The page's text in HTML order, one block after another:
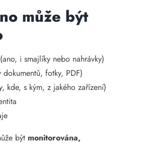
může být
i smajlíky nebo nahrávky)
dokumentů, fotky, PDF)
kde, s kým, z jakého zařízení)
být monitorována,